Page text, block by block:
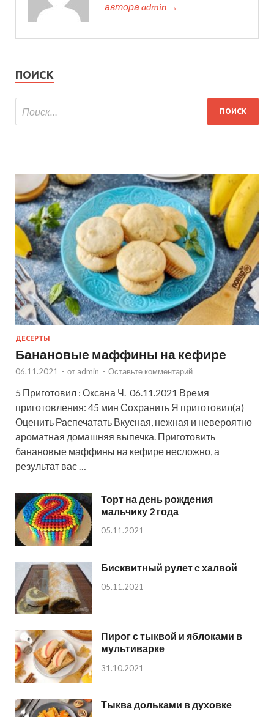
автора admin →
ПОИСК
ДЕСЕРТЫ
Банановые маффины на кефире
06.11.2021 - от admin - Оставьте комментарий
5 Приготовил : Оксана Ч. 06.11.2021 Время
приготовления: 45 мин Сохранить Я приготовил(а)
Оценить Распечатать Вкусная, нежная и невероятно
ароматная домашняя выпечка. Приготовить
банановые маффины на кефире несложно, а
результат вас …
Торт на день рождения
мальчику 2 года
05.11.2021
Бисквитный рулет с халвой
05.11.2021
Пирог с тыквой и яблоками в
мультиварке
31.10.2021
Тыква дольками в духовке